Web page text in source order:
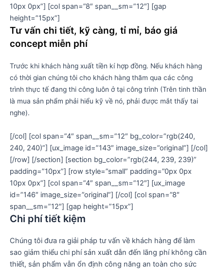
10px 0px”] [col span=”8″ span__sm=”12″] [gap
height=”15px”]
Tư vấn chi tiết, kỹ càng, tỉ mỉ, báo giá
concept miễn phí
Trước khi khách hàng xuất tiền kí hợp đồng. Nếu khách hàng
có thời gian chúng tôi cho khách hàng thăm qua các công
trình thực tế đang thi công luôn ở tại công trình (Trên tinh thần
là mua sản phẩm phải hiểu kỹ về nó, phải được mắt thấy tai
nghe).
[/col] [col span=”4″ span__sm=”12″ bg_color=”rgb(240,
240, 240)”] [ux_image id=”143″ image_size=”original”] [/col]
[/row] [/section] [section bg_color=”rgb(244, 239, 239)”
padding=”10px”] [row style=”small” padding=”0px 0px
10px 0px”] [col span=”4″ span__sm=”12″] [ux_image
id=”146″ image_size=”original”] [/col] [col span=”8″
span__sm=”12″] [gap height=”15px”]
Chi phí tiết kiệm
Chúng tôi đưa ra giải pháp tư vấn về khách hàng để làm
sao giảm thiểu chi phí sản xuất dẫn đến lãng phí không cần
thiết, sản phẩm vẫn ổn định công năng an toàn cho sức